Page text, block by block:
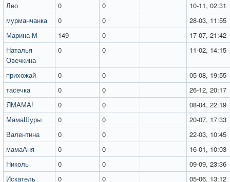
Лео
0 0
10-11, 02:31
мурманчанка
0 0
28-03, 11:55
Марина М
149 0
17-07, 21:42
Наталья
Овечкина
0 0 11-02, 14:15
прихожай 0 0
05-08, 19:55
тасечка
0 0
26-12, 20:17
ЯМАМА!
0 0
08-04, 22:19
МамаШуры
0 0
20-07, 17:33
Валентина
0 0
22-03, 10:45
мамаАня
0 0
16-01, 10:03
Николь
0 0
09-09, 23:36
Искатель
0 0
05-06, 13:12